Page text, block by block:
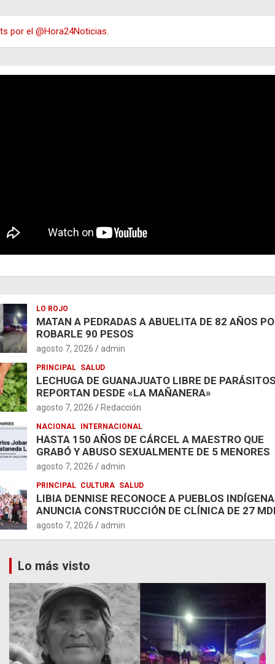
por el @Hora24Noticias.
LO ROJO
MATAN A PEDRADAS A ABUELITA DE 82 AÑOS
ROBARLE 90 PESOS
agosto 7, 2026 admin
PRINCIPAL SALUD
LECHUGA DE GUANAJUATO LIBRE DE
REPORTAN DESDE «LA MAÑANERA»
agosto 7, 2026 Redacción
NACIONAL INTERNACIONAL
HASTA 150 AÑOS DE CÁRCEL A MAESTRO QUE
GRABÓ Y ABUSO SEXUALMENTE DE 5 MENORES
agosto 7, 2026 admin
PRINCIPAL CULTURA SALUD
LIBIA DENNISE RECONOCE A PUEBLOS
ANUNCIA CONSTRUCCIÓN DE CLÍNICA DE 27
agosto 7, 2026 admin
Lo más visto